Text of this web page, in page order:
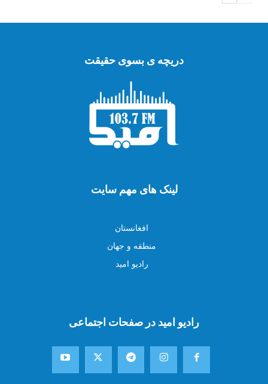
دریچه ی بسوی حقیقت
لینک های مهم سایت
افغانستان
منطقه و جهان
رادیو امید
رادیو امید در صفحات اجتماعی